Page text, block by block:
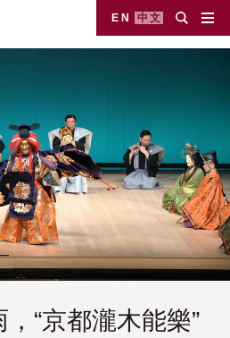
EN 中文
“京都瀧木能樂”